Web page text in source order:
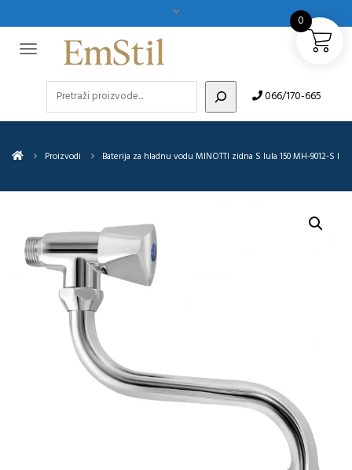
066/170-665
Proizvodi Baterija za hladnu vodu MINOTTI zidna S lula 150 MH-9012-S I
0